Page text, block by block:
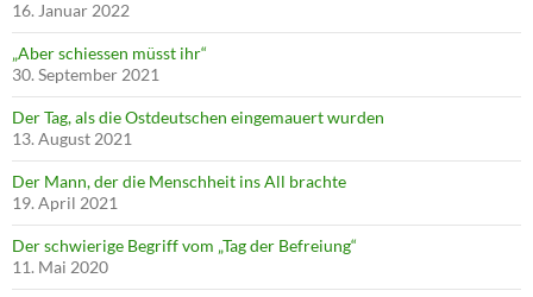
16. Januar 2022
„Aber schiessen müsst ihr“
30. September 2021
Der Tag, als die Ostdeutschen eingemauert wurden
13. August 2021
Der Mann, der die Menschheit ins All brachte
19. April 2021
Der schwierige Begriff vom „Tag der Befreiung“
11. Mai 2020